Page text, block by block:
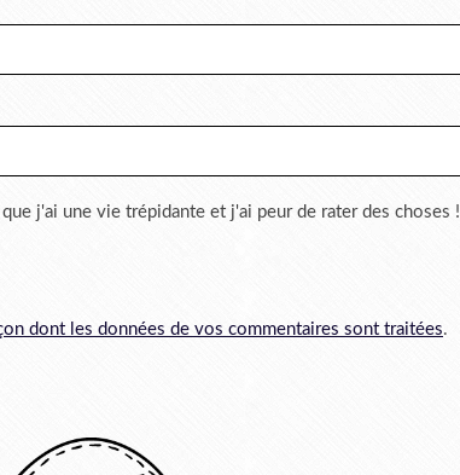
j'ai une vie trépidante et j'ai peur de rater des choses !
dont les données de vos commentaires sont traitées.